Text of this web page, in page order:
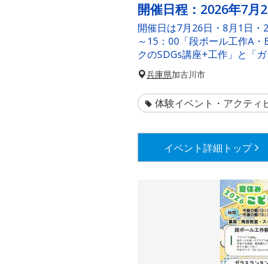
開催日程： 2026年7月
開催日は7月26日・8月1日
～15：00「段ボール工作A
クのSDGs講座+工作」と「
兵庫県加古川市
体験イベント・アクティ
イベント詳細 トップ